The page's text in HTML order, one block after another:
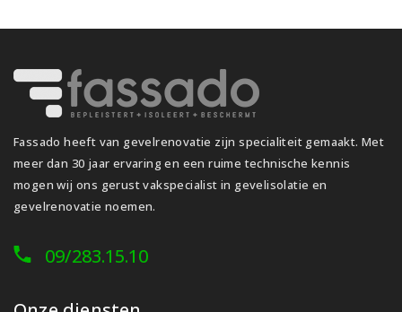
Fassado heeft van gevelrenovatie zijn specialiteit gemaakt. Met
meer dan 30 jaar ervaring en een ruime technische kennis
mogen wij ons gerust vakspecialist in gevelisolatie en
gevelrenovatie noemen.
09/283.15.10